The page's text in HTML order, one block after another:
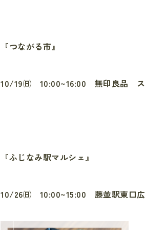
『つながる市』
10/19㈰ 10:00~16:00 無印良品 ス
『ふじなみ駅マルシェ』
10/26㈰ 10:00~15:00 藤並駅東口